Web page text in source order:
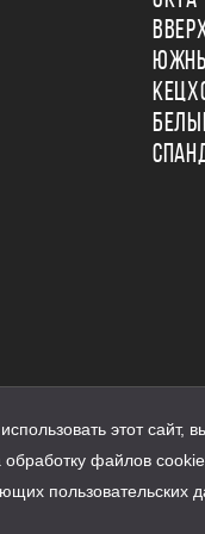
офертой
этот сайт,
обработку файлов
пользовательских